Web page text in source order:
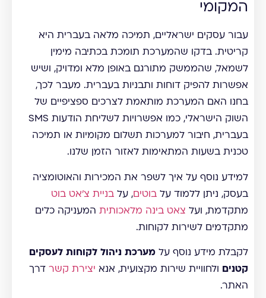
המקומי
עבור עסקים ישראליים, תמיכה מלאה בעברית היא
קריטית. בדקו שהמערכת תומכת בכתיבה מימין
לשמאל, שהממשק מתורגם באופן מלא ומדויק, ושיש
אפשרות להפיק דוחות ותבניות בעברית. מעבר לכך,
בחנו האם המערכת מותאמת לצרכים ספציפיים של
השוק הישראלי, כמו אפשרויות לשליחת הודעות SMS
בעברית, חיבור למערכות תשלום מקומיות או תמיכה
טכנית בשעות המתאימות לאזור הזמן שלנו.
למידע נוסף על איך לשפר את המכירות והאוטומציה
בעסק, ניתן ללמוד על בוטים, על בניית צ'אט בוט
מתקדמת, ועל צאט בינה מלאכותית המעניקה כלים
מתקדמים לשירות לקוחות.
לקבלת מידע נוסף על מערכת ניהול לקוחות לעסקים
קטנים
ולחוויית שירות מקצועית, אנא יצירת קשר דרך
האתר.